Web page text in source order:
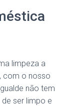
limpeza a
com o nosso
não tem
ser limpo e